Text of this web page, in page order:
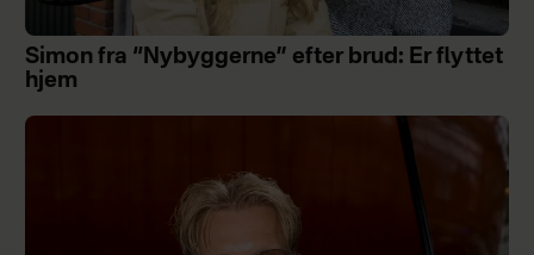
Simon fra “Nybyggerne” efter brud: Er flyttet
hjem